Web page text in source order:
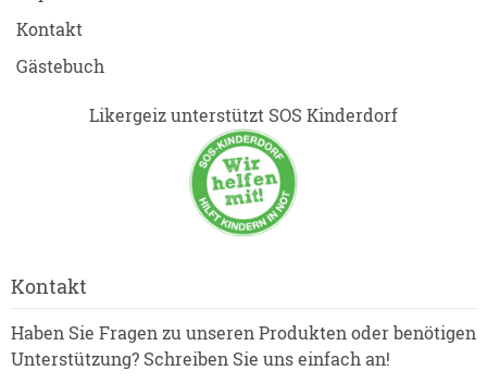
Kontakt
Gästebuch
Likergeiz unterstützt SOS Kinderdorf
Kontakt
Haben Sie Fragen zu unseren Produkten oder benötigen
Unterstützung? Schreiben Sie uns einfach an!